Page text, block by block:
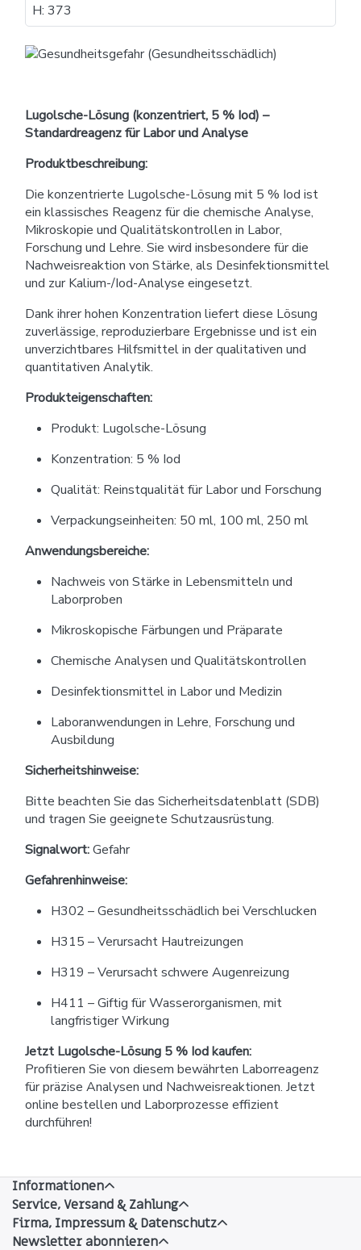
H: 373
Lugolsche-Lösung (konzentriert, 5 % Iod) –
Standardreagenz für Labor und Analyse
Produktbeschreibung:
Die konzentrierte Lugolsche-Lösung mit 5 % Iod ist
ein klassisches Reagenz für die chemische Analyse,
Mikroskopie und Qualitätskontrollen in Labor,
Forschung und Lehre. Sie wird insbesondere für die
Nachweisreaktion von Stärke, als Desinfektionsmittel
und zur Kalium-/Iod-Analyse eingesetzt.
Dank ihrer hohen Konzentration liefert diese Lösung
zuverlässige, reproduzierbare Ergebnisse und ist ein
unverzichtbares Hilfsmittel in der qualitativen und
quantitativen Analytik.
Produkteigenschaften:
Produkt: Lugolsche-Lösung
Konzentration: 5 % Iod
Qualität: Reinstqualität für Labor und Forschung
Verpackungseinheiten: 50 ml, 100 ml, 250 ml
Anwendungsbereiche:
Nachweis von Stärke in Lebensmitteln und
Laborproben
Mikroskopische Färbungen und Präparate
Chemische Analysen und Qualitätskontrollen
Desinfektionsmittel in Labor und Medizin
Laboranwendungen in Lehre, Forschung und
Ausbildung
Sicherheitshinweise:
Bitte beachten Sie das Sicherheitsdatenblatt (SDB)
und tragen Sie geeignete Schutzausrüstung.
Signalwort:Gefahr
Gefahrenhinweise:
H302 – Gesundheitsschädlich bei Verschlucken
H315 – Verursacht Hautreizungen
H319 – Verursacht schwere Augenreizung
H411 – Giftig für Wasserorganismen, mit
langfristiger Wirkung
Jetzt Lugolsche-Lösung 5 % Iod kaufen:
Profitieren Sie von diesem bewährten Laborreagenz
für präzise Analysen und Nachweisreaktionen. Jetzt
online bestellen und Laborprozesse effizient
durchführen!
Informationen
Service, Versand & Zahlung
Firma, Impressum & Datenschutz
Newsletter abonnieren